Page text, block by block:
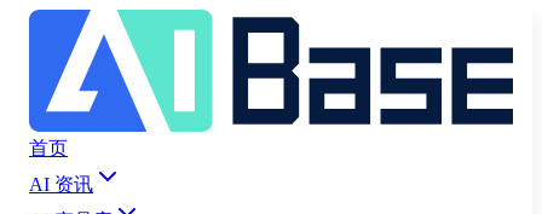
首页
AI 资讯